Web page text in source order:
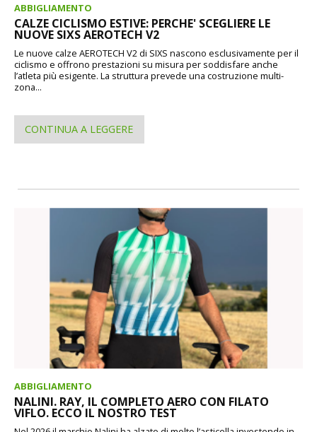
ABBIGLIAMENTO
CALZE CICLISMO ESTIVE: PERCHE' SCEGLIERE LE
NUOVE SIXS AEROTECH V2
Le nuove calze AEROTECH V2 di SIXS nascono esclusivamente per il
ciclismo e offrono prestazioni su misura per soddisfare anche
l’atleta più esigente. La struttura prevede una costruzione multi-
zona...
CONTINUA A LEGGERE
ABBIGLIAMENTO
NALINI. RAY, IL COMPLETO AERO CON FILATO
VIFLO. ECCO IL NOSTRO TEST